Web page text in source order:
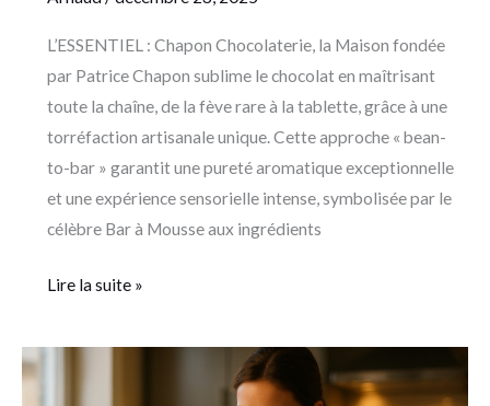
L’ESSENTIEL : Chapon Chocolaterie, la Maison fondée
par Patrice Chapon sublime le chocolat en maîtrisant
toute la chaîne, de la fève rare à la tablette, grâce à une
torréfaction artisanale unique. Cette approche « bean-
to-bar » garantit une pureté aromatique exceptionnelle
et une expérience sensorielle intense, symbolisée par le
célèbre Bar à Mousse aux ingrédients
Lire la suite »